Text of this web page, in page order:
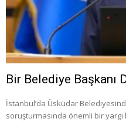
Bir Belediye Başkanı
İstanbul’da Üsküdar
soruşturmasında önemli bir yargı